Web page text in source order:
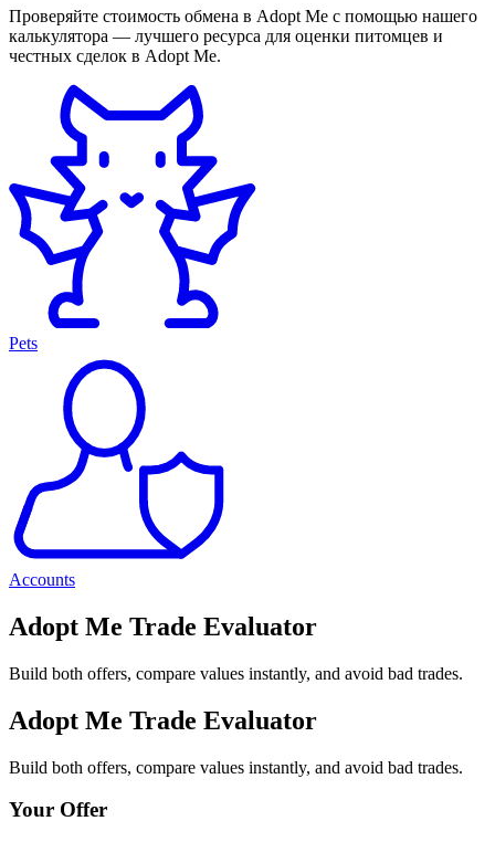
Проверяйте стоимость обмена в Adopt Me с помощью нашего
калькулятора — лучшего ресурса для оценки питомцев и
честных сделок в Adopt Me.
Pets
Accounts
Adopt Me Trade Evaluator
Build both offers, compare values instantly, and avoid bad trades.
Adopt Me Trade Evaluator
Build both offers, compare values instantly, and avoid bad trades.
Your Offer